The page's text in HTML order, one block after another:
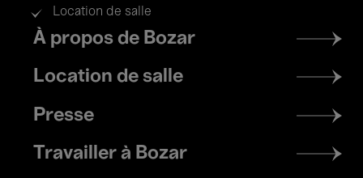
Location de salle
Footer
menu
À propos de Bozar
Location de salle
Presse
Travailler à Bozar